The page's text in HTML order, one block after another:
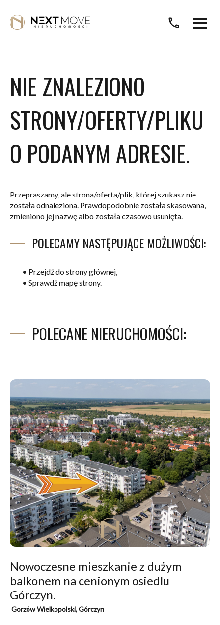
call
NIE ZNALEZIONO
STRONY/OFERTY/PLIKU
O PODANYM ADRESIE.
Przepraszamy, ale strona/oferta/plik, której szukasz nie
została odnaleziona. Prawdopodobnie została skasowana,
zmieniono jej nazwę albo została czasowo usunięta.
POLECAMY NASTĘPUJĄCE MOŻLIWOŚCI:
• Przejdź do strony głównej,
• Sprawdź mapę strony.
POLECANE NIERUCHOMOŚCI:
Nowoczesne mieszkanie z dużym
balkonem na cenionym osiedlu
Górczyn.
Gorzów Wielkopolski, Górczyn